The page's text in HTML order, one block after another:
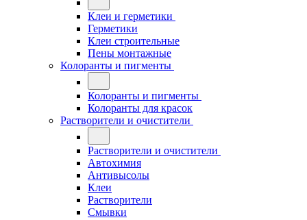
Клеи и герметики
Герметики
Клеи строительные
Пены монтажные
Колоранты и пигменты
Колоранты и пигменты
Колоранты для красок
Растворители и очистители
Растворители и очистители
Автохимия
Антивысолы
Клеи
Растворители
Смывки